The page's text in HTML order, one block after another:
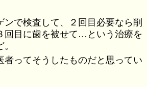
ンで検査して、２回目必要なら削
回目に歯を被せて…という治療を
者ってそうしたものだと思ってい